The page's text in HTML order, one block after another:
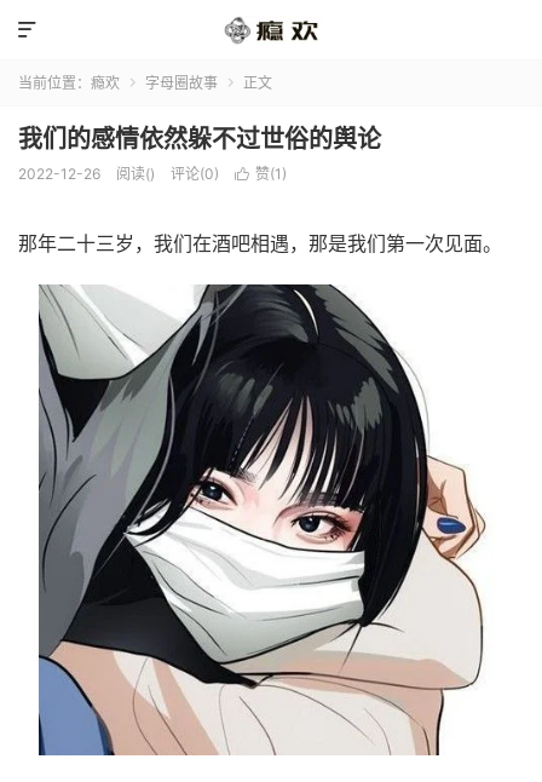

当前位置： 瘾欢  字母圈故事  正文
我们的感情依然躲不过世俗的舆论
2022-12-26 阅读() 评论(0)  赞(1 )
那年二十三岁，我们在酒吧相遇，那是我们第一次见面。